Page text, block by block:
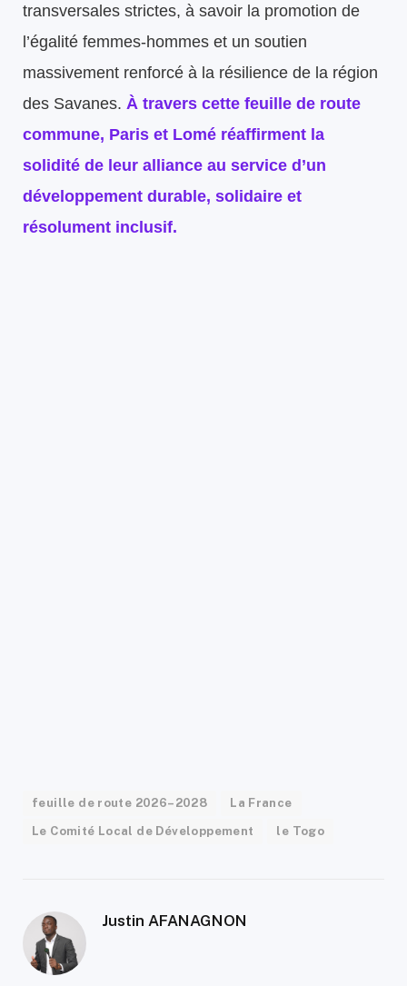
transversales strictes, à savoir la promotion de
l’égalité femmes-hommes et un soutien
massivement renforcé à la résilience de la région
des Savanes. À travers cette feuille de route
commune, Paris et Lomé réaffirment la
solidité de leur alliance au service d’un
développement durable, solidaire et
résolument inclusif.
feuille de route 2026–2028 La France
Le Comité Local de Développement le Togo
Justin AFANAGNON